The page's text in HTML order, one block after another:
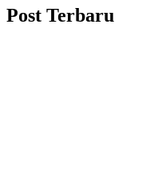
Post Terbaru